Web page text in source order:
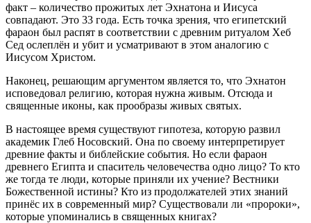
факт – количество прожитых лет Эхнатона и Иисуса
совпадают. Это 33 года. Есть точка зрения, что египетский
фараон был распят в соответствии с древним ритуалом Хеб
Сед ослеплён и убит и усматривают в этом аналогию с
Иисусом Христом.
Наконец, решающим аргументом является то, что Эхнатон
исповедовал религию, которая нужна живым. Отсюда и
священные иконы, как прообразы живых святых.
В настоящее время существуют гипотеза, которую развил
академик Глеб Носовский. Она по своему интерпретирует
древние факты и библейские события. Но если фараон
древнего Египта и спаситель человечества одно лицо? То кто
же тогда те люди, которые приняли их учение? Вестники
Божественной истины? Кто из продолжателей этих знаний
принёс их в современный мир? Существовали ли «пророки»,
которые упоминались в священных книгах?